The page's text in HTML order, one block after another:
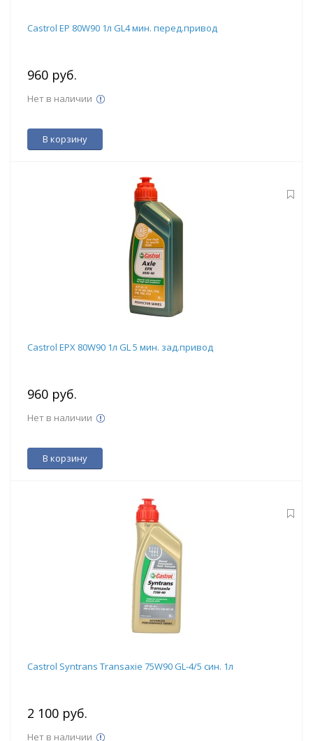
Castrol EP 80W90 1л GL4 мин. перед.привод
960 руб.
Нет в наличии
В корзину
Castrol EPХ 80W90 1л GL 5 мин. зад.привод
960 руб.
Нет в наличии
В корзину
Castrol Syntrans Transaxie 75W90 GL-4/5 син. 1л
2 100 руб.
Нет в наличии